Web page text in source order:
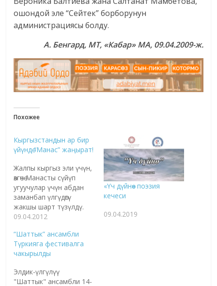
ошондой эле “Сейтек” борборунун
администрациясы болду.
А. Бенгард, МТ, «Кабар» МА, 09.04.2009-ж.
Похожее
Кыргызстандын ар бир
үйүндө “Манас” жаңырат!
Жалпы кыргыз эли үчүн,
өзгөчө Манасты сүйүп
угуучулар үчүн абдан
заманбап үлгүдөгү
жакшы шарт түзүлдү.
Эми ар бир кыргыз
манасчылардын
айтуусундагы Манасты
үйүндө отуруп көрө алат.
Республикасынын
09.04.2012
«Үч дүйнө» поэзия
кечеси
09.04.2019
“Шаттык” ансамбли
Түркияга фестивалга
чакырылды
Элдик-үлгүлүү
"Шаттык" ансамбли 14-